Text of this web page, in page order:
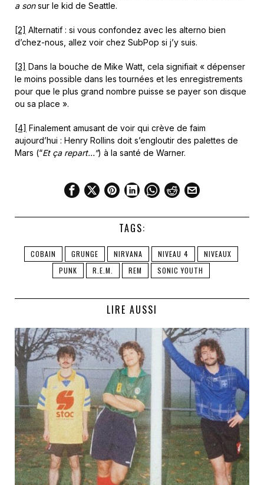
a sonsur le kid de Seattle.
[2] Alternatif : si vous confondez avec les alterno bien
d’chez-nous, allez voir chez SubPop si j’y suis.
[3] Dans la bouche de Mike Watt, cela signifiait « dépenser
le moins possible dans les tournées et les enregistrements
pour que le plus grand nombre puisse se payer son disque
ou sa place ».
[4] Finalement amusant de voir qui crève de faim
aujourd’hui : Henry Rollins doit s’engloutir des palettes de
Mars (“Et ça repart…”) à la santé de Warner.
TAGS:
COBAIN GRUNGE NIRVANA NIVEAU 4
NIVEAUX
PUNK
R.E.M. REM SONIC YOUTH
LIRE AUSSI